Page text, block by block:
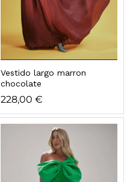
Vestido largo marron
chocolate
228,00 €